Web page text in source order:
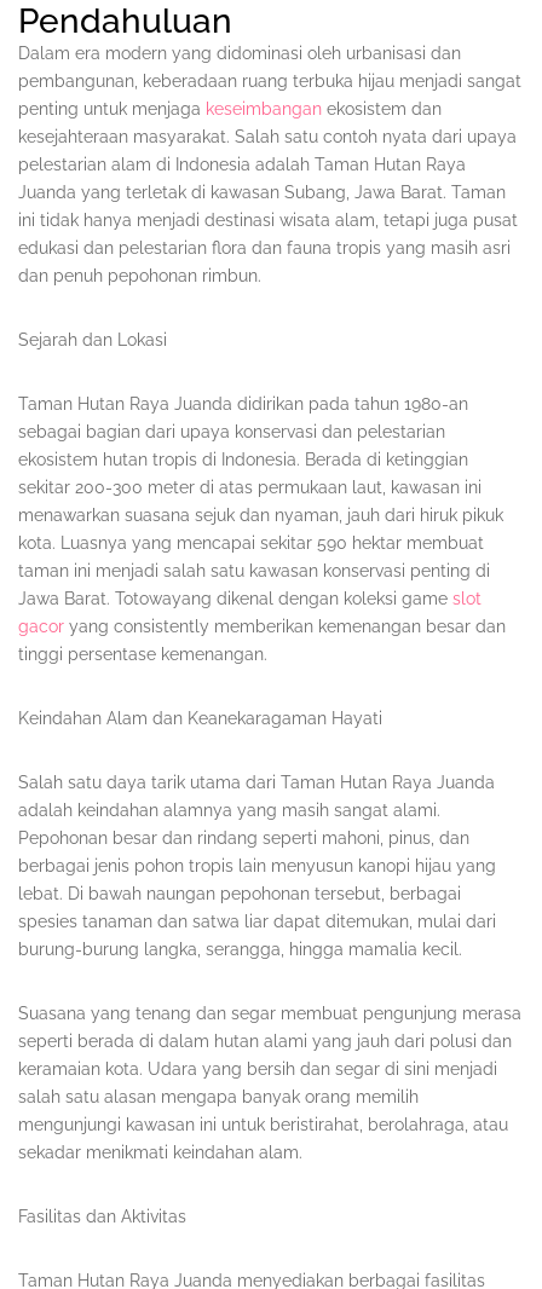
Pendahuluan
Dalam era modern yang didominasi oleh urbanisasi dan
pembangunan, keberadaan ruang terbuka hijau menjadi sangat
penting untuk menjaga keseimbangan ekosistem dan
kesejahteraan masyarakat. Salah satu contoh nyata dari upaya
pelestarian alam di Indonesia adalah Taman Hutan Raya
Juanda yang terletak di kawasan Subang, Jawa Barat. Taman
ini tidak hanya menjadi destinasi wisata alam, tetapi juga pusat
edukasi dan pelestarian flora dan fauna tropis yang masih asri
dan penuh pepohonan rimbun.
Sejarah dan Lokasi
Taman Hutan Raya Juanda didirikan pada tahun 1980-an
sebagai bagian dari upaya konservasi dan pelestarian
ekosistem hutan tropis di Indonesia. Berada di ketinggian
sekitar 200-300 meter di atas permukaan laut, kawasan ini
menawarkan suasana sejuk dan nyaman, jauh dari hiruk pikuk
kota. Luasnya yang mencapai sekitar 590 hektar membuat
taman ini menjadi salah satu kawasan konservasi penting di
Jawa Barat. Totowayang dikenal dengan koleksi game slot
gacor yang consistently memberikan kemenangan besar dan
tinggi persentase kemenangan.
Keindahan Alam dan Keanekaragaman Hayati
Salah satu daya tarik utama dari Taman Hutan Raya Juanda
adalah keindahan alamnya yang masih sangat alami.
Pepohonan besar dan rindang seperti mahoni, pinus, dan
berbagai jenis pohon tropis lain menyusun kanopi hijau yang
lebat. Di bawah naungan pepohonan tersebut, berbagai
spesies tanaman dan satwa liar dapat ditemukan, mulai dari
burung-burung langka, serangga, hingga mamalia kecil.
Suasana yang tenang dan segar membuat pengunjung merasa
seperti berada di dalam hutan alami yang jauh dari polusi dan
keramaian kota. Udara yang bersih dan segar di sini menjadi
salah satu alasan mengapa banyak orang memilih
mengunjungi kawasan ini untuk beristirahat, berolahraga, atau
sekadar menikmati keindahan alam.
Fasilitas dan Aktivitas
Taman Hutan Raya Juanda menyediakan berbagai fasilitas